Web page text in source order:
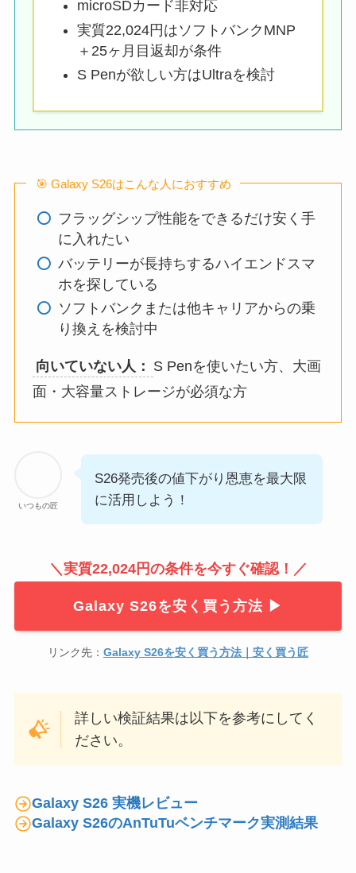
microSDカード非対応
実質22,024円はソフトバンクMNP
＋25ヶ月目返却が条件
S Penが欲しい方はUltraを検討
🎯 Galaxy S26はこんな人におすすめ
フラッグシップ性能をできるだけ安く手
に入れたい
バッテリーが長持ちするハイエンドスマ
ホを探している
ソフトバンクまたは他キャリアからの乗
り換えを検討中
向いていない人： S Penを使いたい方、大画
面・大容量ストレージが必須な方
いつもの匠
S26発売後の値下がり恩恵を最大限
に活用しよう！
＼実質22,024円の条件を今すぐ確認！／
Galaxy S26を安く買う方法 ▶︎
リンク先： Galaxy S26を安く買う方法｜安く買う匠
詳しい検証結果は以下を参考にしてく
ださい。
Galaxy S26 実機レビュー
Galaxy S26のAnTuTuベンチマーク実測結果